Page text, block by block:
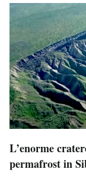
L’enorme
permafrost in